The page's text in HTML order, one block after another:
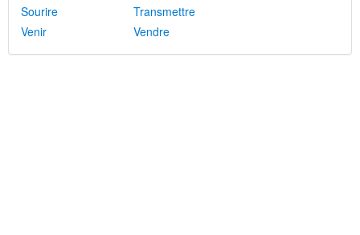
Sourire
Transmettre
Venir
Vendre